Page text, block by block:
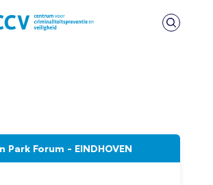
Zoeken
Forum - EINDHOVEN